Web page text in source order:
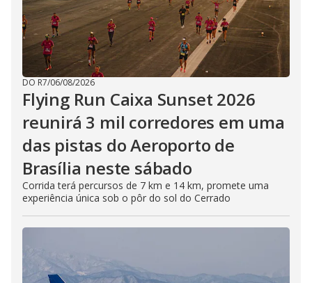
DO R7/06/08/2026
Flying Run Caixa Sunset 2026
reunirá 3 mil corredores em uma
das pistas do Aeroporto de
Brasília neste sábado
Corrida terá percursos de 7 km e 14 km, promete uma
experiência única sob o pôr do sol do Cerrado